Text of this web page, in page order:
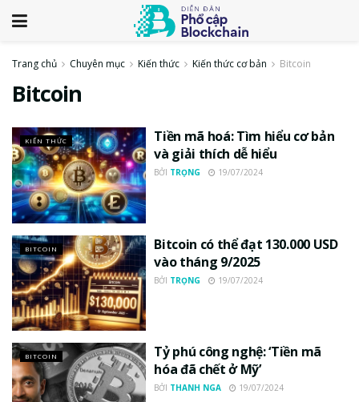
Trang chủ Chuyên mục Kiến thức Kiến thức cơ bản Bitcoin
Bitcoin
KIẾN THỨC
Tiền mã hoá: Tìm hiểu cơ bản
và giải thích dễ hiểu
BỞI TRỌNG 19/07/2024
BITCOIN
Bitcoin có thể đạt 130.000 USD
vào tháng 9/2025
BỞI TRỌNG 19/07/2024
BITCOIN
Tỷ phú công nghệ: ‘Tiền mã
hóa đã chết ở Mỹ’
BỞI THANH NGA 19/07/2024